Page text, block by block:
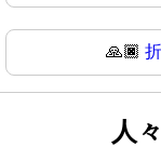
🙏🏿
人